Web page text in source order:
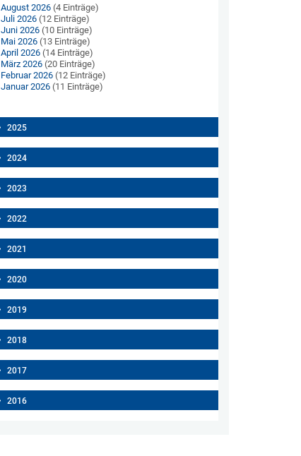
August 2026(4 Einträge)
Juli 2026(12 Einträge)
Juni 2026(10 Einträge)
Mai 2026(13 Einträge)
April 2026(14 Einträge)
März 2026(20 Einträge)
Februar 2026(12 Einträge)
Januar 2026(11 Einträge)
2025
2024
2023
2022
2021
2020
2019
2018
2017
2016